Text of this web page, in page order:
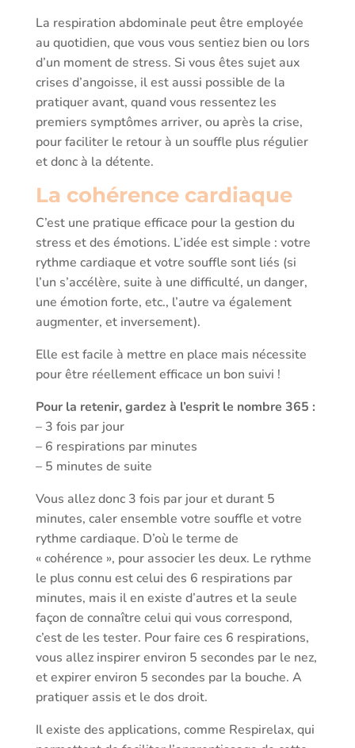
La respiration abdominale peut être employée
au quotidien, que vous vous sentiez bien ou lors
d’un moment de stress. Si vous êtes sujet aux
crises d’angoisse, il est aussi possible de la
pratiquer avant, quand vous ressentez les
premiers symptômes arriver, ou après la crise,
pour faciliter le retour à un souffle plus régulier
et donc à la détente.
La cohérence cardiaque
C’est une pratique efficace pour la gestion du
stress et des émotions. L’idée est simple : votre
rythme cardiaque et votre souffle sont liés (si
l’un s’accélère, suite à une difficulté, un danger,
une émotion forte, etc., l’autre va également
augmenter, et inversement).
Elle est facile à mettre en place mais nécessite
pour être réellement efficace un bon suivi !
Pour la retenir, gardez à l’esprit le nombre 365 :
– 3 fois par jour
– 6 respirations par minutes
– 5 minutes de suite
Vous allez donc 3 fois par jour et durant 5
minutes, caler ensemble votre souffle et votre
rythme cardiaque. D’où le terme de
« cohérence », pour associer les deux. Le rythme
le plus connu est celui des 6 respirations par
minutes, mais il en existe d’autres et la seule
façon de connaître celui qui vous correspond,
c’est de les tester. Pour faire ces 6 respirations,
vous allez inspirer environ 5 secondes par le nez,
et expirer environ 5 secondes par la bouche. A
pratiquer assis et le dos droit.
Il existe des applications, comme Respirelax, qui